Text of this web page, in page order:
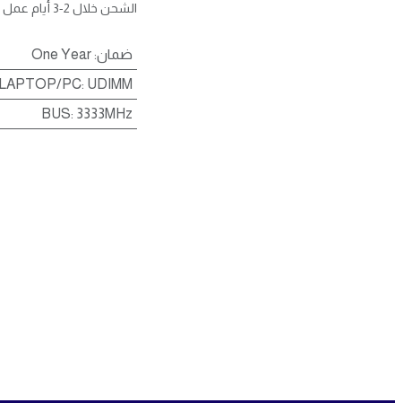
الشحن خلال 2-3 أيام عمل
ضمان:
One Year
LAPTOP/PC: UDIMM
BUS: 3333MHz